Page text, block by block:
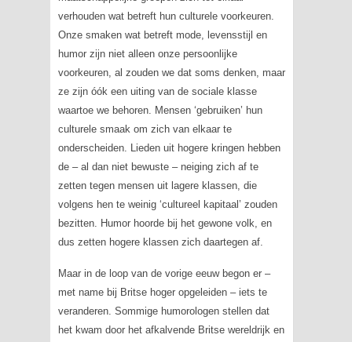
verhouden wat betreft hun culturele voorkeuren.
Onze smaken wat betreft mode, levensstijl en
humor zijn niet alleen onze persoonlijke
voorkeuren, al zouden we dat soms denken, maar
ze zijn óók een uiting van de sociale klasse
waartoe we behoren. Mensen ‘gebruiken’ hun
culturele smaak om zich van elkaar te
onderscheiden. Lieden uit hogere kringen hebben
de – al dan niet bewuste – neiging zich af te
zetten tegen mensen uit lagere klassen, die
volgens hen te weinig ‘cultureel kapitaal’ zouden
bezitten. Humor hoorde bij het gewone volk, en
dus zetten hogere klassen zich daartegen af.
Maar in de loop van de vorige eeuw begon er –
met name bij Britse hoger opgeleiden – iets te
veranderen. Sommige humorologen stellen dat
het kwam door het afkalvende Britse wereldrijk en